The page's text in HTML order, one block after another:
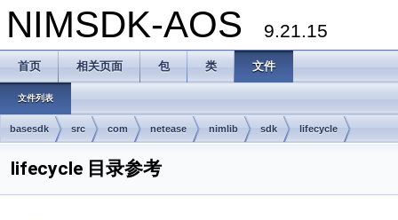
NIMSDK-AOS 9.21.15
首页 相关页面 包 类 文件
文件列表
basesdk src com netease nimlib sdk lifecycle
lifecycle 目录参考